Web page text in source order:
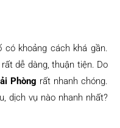
có khoảng cách khá gần.
dễ dàng, thuận tiện. Do
Phòng rất nhanh chóng.
dịch vụ nào nhanh nhất?